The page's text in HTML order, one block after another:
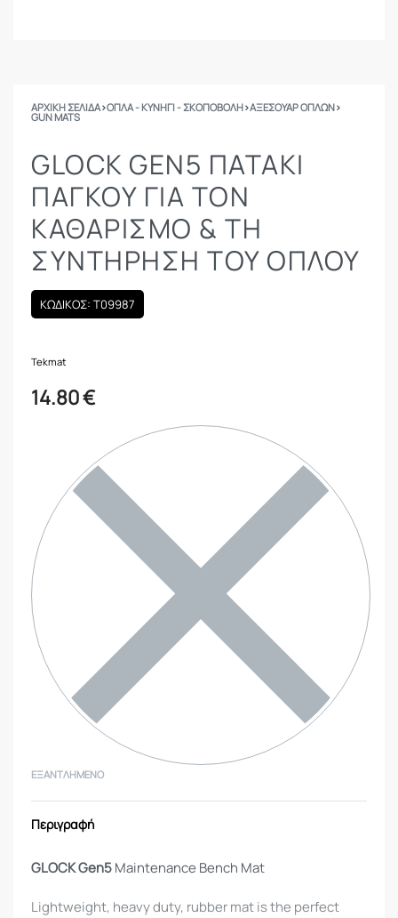
ΑΡΧΙΚΉ ΣΕΛΊΔΑ›ΟΠΛΑ - ΚΥΝΗΓΙ - ΣΚΟΠΟΒΟΛΗ›ΑΞΕΣΟΥΑΡ ΟΠΛΩΝ›
GUN MATS
GLOCK GEN5 ΠΑΤΆΚΙ
ΠΆΓΚΟΥ ΓΙΑ ΤΟΝ
ΚΑΘΑΡΙΣΜΌ & ΤΗ
ΣΥΝΤΉΡΗΣΗ ΤΟΥ ΌΠΛΟΥ
ΚΩΔΙΚΟΣ: Τ09987
Tekmat
14.80€
ΕΞΑΝΤΛΗΜΈΝΟ
Περιγραφή
GLOCK Gen5Maintenance Bench Mat
Lightweight, heavy duty, rubber mat is the perfect